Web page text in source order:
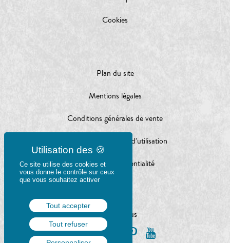
Cookies
Plan du site
Mentions légales
Conditions générales de vente
Conditions générales d’utilisation
Charte de confidentialité
Suivez-nous
Ce site utilise des cookies et
vous donne le contrôle sur ceux
que vous souhaitez activer
Tout accepter
Tout refuser